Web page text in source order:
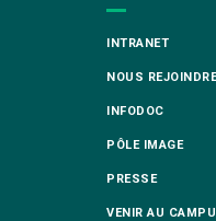
INTRANET
NOUS
INFODOC
PÔLE IMAGE
PRESSE
VENIR AU